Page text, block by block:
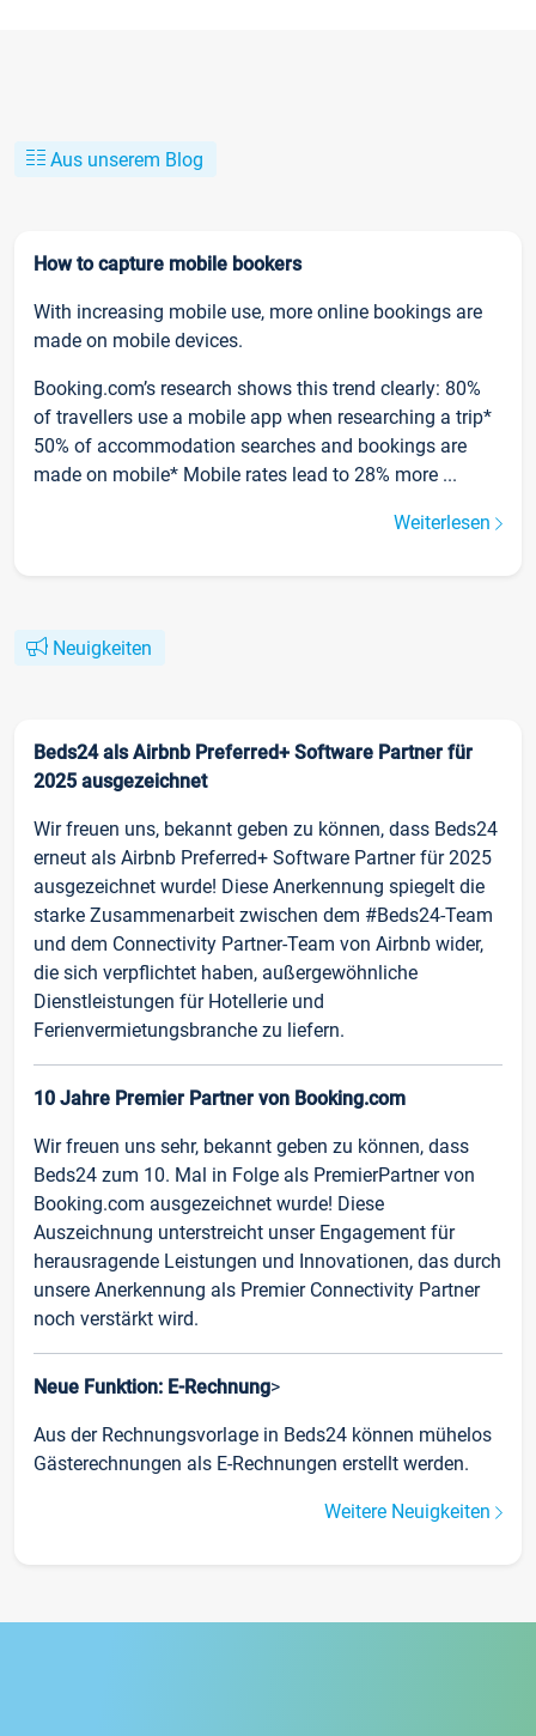
Aus unserem Blog
How to capture mobile bookers
With increasing mobile use, more online bookings are
made on mobile devices.
Booking.com’s research shows this trend clearly: 80%
of travellers use a mobile app when researching a trip*
50% of accommodation searches and bookings are
made on mobile* Mobile rates lead to 28% more ...
Weiterlesen
Neuigkeiten
Beds24 als Airbnb Preferred+ Software Partner für
2025 ausgezeichnet
Wir freuen uns, bekannt geben zu können, dass Beds24
erneut als Airbnb Preferred+ Software Partner für 2025
ausgezeichnet wurde! Diese Anerkennung spiegelt die
starke Zusammenarbeit zwischen dem #Beds24-Team
und dem Connectivity Partner-Team von Airbnb wider,
die sich verpflichtet haben, außergewöhnliche
Dienstleistungen für Hotellerie und
Ferienvermietungsbranche zu liefern.
10 Jahre Premier Partner von Booking.com
Wir freuen uns sehr, bekannt geben zu können, dass
Beds24 zum 10. Mal in Folge als PremierPartner von
Booking.com ausgezeichnet wurde! Diese
Auszeichnung unterstreicht unser Engagement für
herausragende Leistungen und Innovationen, das durch
unsere Anerkennung als Premier Connectivity Partner
noch verstärkt wird.
Neue Funktion: E-Rechnung>
Aus der Rechnungsvorlage in Beds24 können mühelos
Gästerechnungen als E-Rechnungen erstellt werden.
Weitere Neuigkeiten